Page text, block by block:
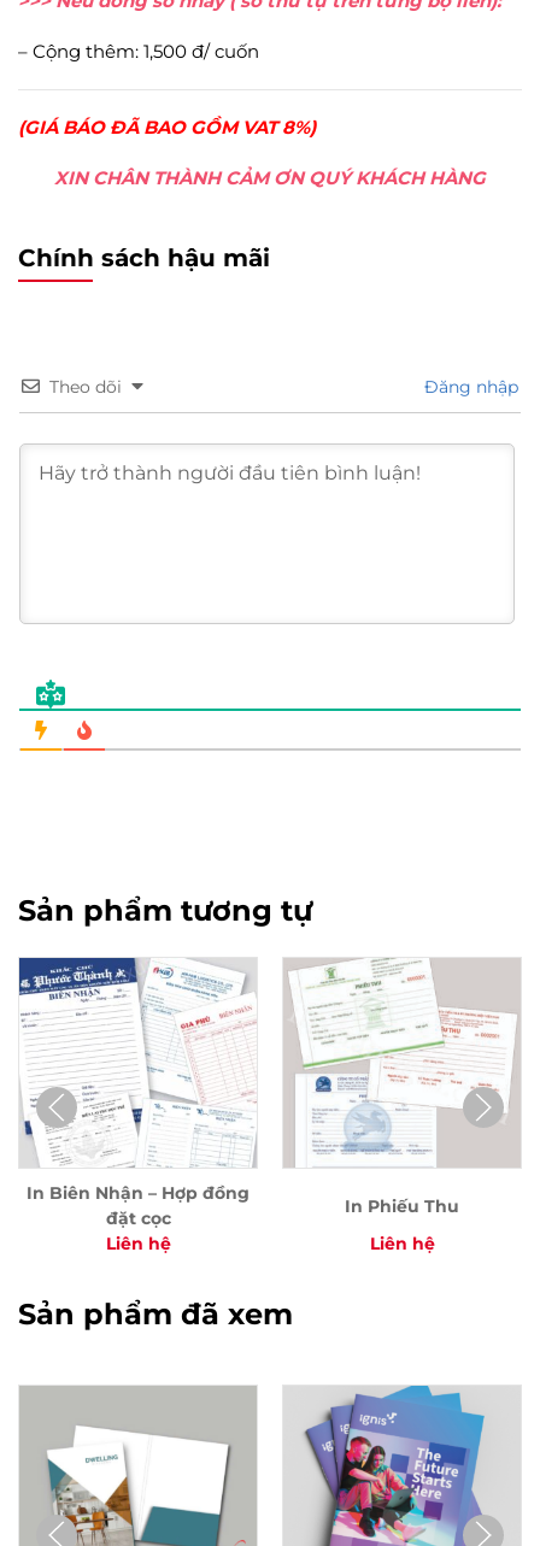
– Cộng thêm: 1,500 đ/ cuốn
(GIÁ BÁO ĐÃ BAO GỒM VAT 8%)
XIN CHÂN THÀNH CẢM ƠN QUÝ KHÁCH HÀNG
Chính sách hậu mãi
Theo dõi Đăng nhập
Sản phẩm tương tự
In Biên Nhận – Hợp đồng
đặt cọc
Liên hệ
In Phiếu Thu
Liên hệ
Sản phẩm đã xem